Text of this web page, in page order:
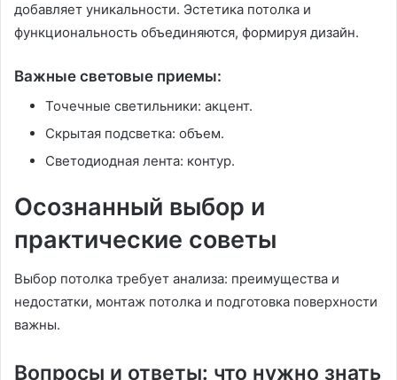
добавляет уникальности. Эстетика потолка и
функциональность объединяются, формируя дизайн.
Важные световые приемы:
Точечные светильники: акцент.
Скрытая подсветка: объем.
Светодиодная лента: контур.
Осознанный выбор и
практические советы
Выбор потолка требует анализа: преимущества и
недостатки, монтаж потолка и подготовка поверхности
важны.
Вопросы и ответы: что нужно знать